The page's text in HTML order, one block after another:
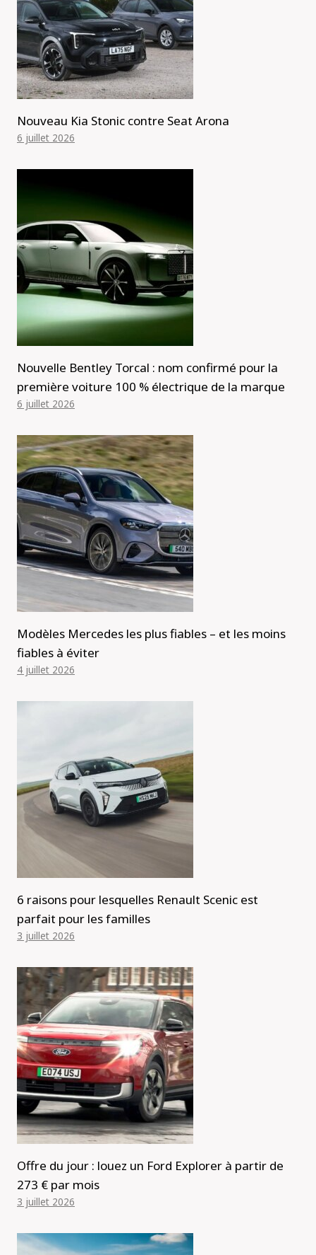
Nouveau Kia Stonic contre Seat Arona
6 juillet 2026
Nouvelle Bentley Torcal : nom confirmé pour la
première voiture 100 % électrique de la marque
6 juillet 2026
Modèles Mercedes les plus fiables – et les moins
fiables à éviter
4 juillet 2026
6 raisons pour lesquelles Renault Scenic est
parfait pour les familles
3 juillet 2026
Offre du jour : louez un Ford Explorer à partir de
273 € par mois
3 juillet 2026